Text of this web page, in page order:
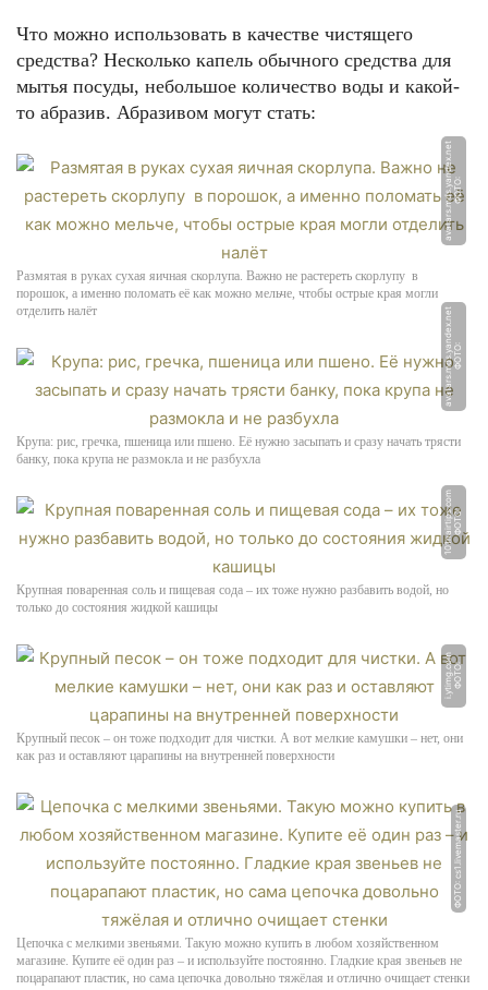
Что можно использовать в качестве чистящего
средства? Несколько капель обычного средства для
мытья посуды, небольшое количество воды и какой-
то абразив. Абразивом могут стать:
Ф
О
Т
О:
a
v
a
t
a
r
s.
m
d
s.
y
a
n
d
e
x.
n
e
t
Размятая в руках сухая яичная скорлупа. Важно не растереть скорлупу в
порошок, а именно поломать её как можно мельче, чтобы острые края могли
отделить налёт
Ф
О
Т
О:
a
v
a
t
a
r
s.
m
d
s.
y
a
n
d
e
x.
n
e
t
Крупа: рис, гречка, пшеница или пшено. Её нужно засыпать и сразу начать трясти
банку, пока крупа не размокла и не разбухла
Ф
О
Т
О:
1
0
1
h
ai
r
ti
p
s.
c
o
m
Крупная поваренная соль и пищевая сода – их тоже нужно разбавить водой, но
только до состояния жидкой кашицы
Ф
О
Т
О:
i.
y
ti
m
g.
c
o
m
Крупный песок – он тоже подходит для чистки. А вот мелкие камушки – нет, они
как раз и оставляют царапины на внутренней поверхности
ФОТО: cs1.livemaster.ru
Цепочка с мелкими звеньями. Такую можно купить в любом хозяйственном
магазине. Купите её один раз – и используйте постоянно. Гладкие края звеньев не
поцарапают пластик, но сама цепочка довольно тяжёлая и отлично очищает стенки